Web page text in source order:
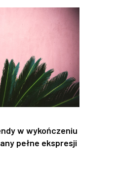
w wykończeniu
pełne ekspresji